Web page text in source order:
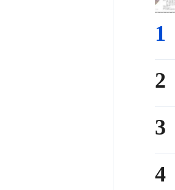
1
2
3
4